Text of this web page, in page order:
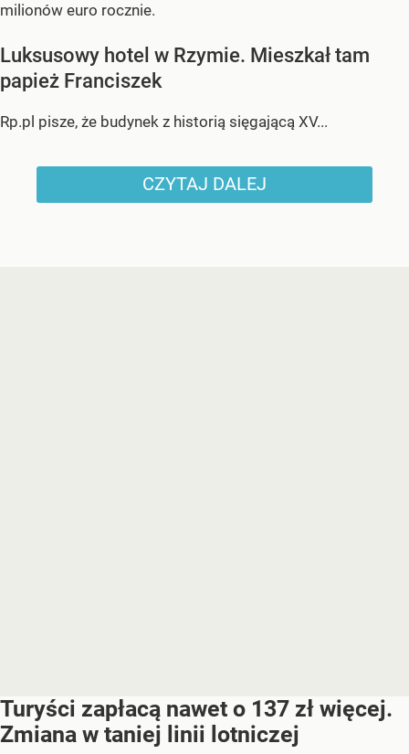
milionów euro rocznie.
Luksusowy hotel w Rzymie. Mieszkał tam
papież Franciszek
Rp.pl pisze, że budynek z historią sięgającą XV...
CZYTAJ DALEJ
Turyści zapłacą nawet o 137 zł więcej.
Zmiana w taniej linii lotniczej